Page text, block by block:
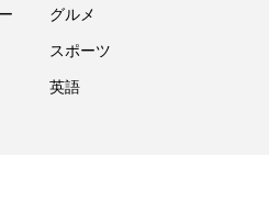
グルメ
スポーツ
英語